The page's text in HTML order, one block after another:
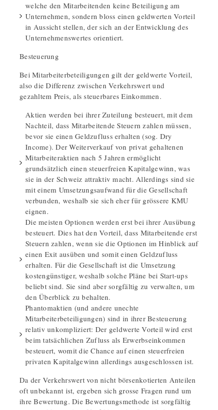
welche den Mitarbeitenden keine Beteiligung am
Unternehmen, sondern bloss einen geldwerten Vorteil
in Aussicht stellen, der sich an der Entwicklung des
Unternehmenswertes orientiert.
Besteuerung
Bei Mitarbeiterbeteiligungen gilt der geldwerte Vorteil,
also die Differenz zwischen Verkehrswert und
gezahltem Preis, als steuerbares Einkommen.
Aktien werden bei ihrer Zuteilung besteuert, mit dem
Nachteil, dass Mitarbeitende Steuern zahlen müssen,
bevor sie einen Geldzufluss erhalten (sog. Dry
Income). Der Weiterverkauf von privat gehaltenen
Mitarbeiteraktien nach 5 Jahren ermöglicht
grundsätzlich einen steuerfreien Kapitalgewinn, was
sie in der Schweiz attraktiv macht. Allerdings sind sie
mit einem Umsetzungsaufwand für die Gesellschaft
verbunden, weshalb sie sich eher für grössere KMU
eignen.
Die meisten Optionen werden erst bei ihrer Ausübung
besteuert. Dies hat den Vorteil, dass Mitarbeitende erst
Steuern zahlen, wenn sie die Optionen im Hinblick auf
einen Exit ausüben und somit einen Geldzufluss
erhalten. Für die Gesellschaft ist die Umsetzung
kostengünstiger, weshalb solche Pläne bei Start-ups
beliebt sind. Sie sind aber sorgfältig zu verwalten, um
den Überblick zu behalten.
Phantomaktien (und andere unechte
Mitarbeiterbeteiligungen) sind in ihrer Besteuerung
relativ unkompliziert: Der geldwerte Vorteil wird erst
beim tatsächlichen Zufluss als Erwerbseinkommen
besteuert, womit die Chance auf einen steuerfreien
privaten Kapitalgewinn allerdings ausgeschlossen ist.
Da der Verkehrswert von nicht börsenkotierten Anteilen
oft unbekannt ist, ergeben sich grosse Fragen rund um
ihre Bewertung. Die Bewertungsmethode ist sorgfältig